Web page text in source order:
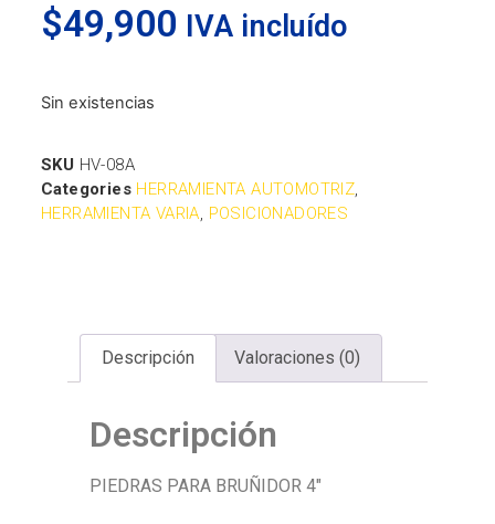
$49,900 IVA incluído
Sin existencias
SKU HV-08A
Categories HERRAMIENTA AUTOMOTRIZ,
HERRAMIENTA VARIA, POSICIONADORES
Descripción Valoraciones (0)
Descripción
PIEDRAS PARA BRUÑIDOR 4″